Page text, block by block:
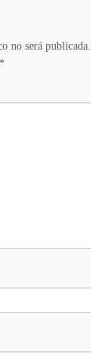
no será publicada.
*